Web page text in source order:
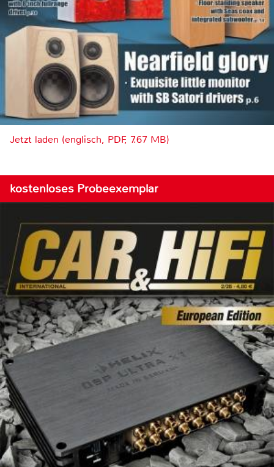
Jetzt laden (englisch, PDF, 7.67 MB)
kostenloses Probeexemplar